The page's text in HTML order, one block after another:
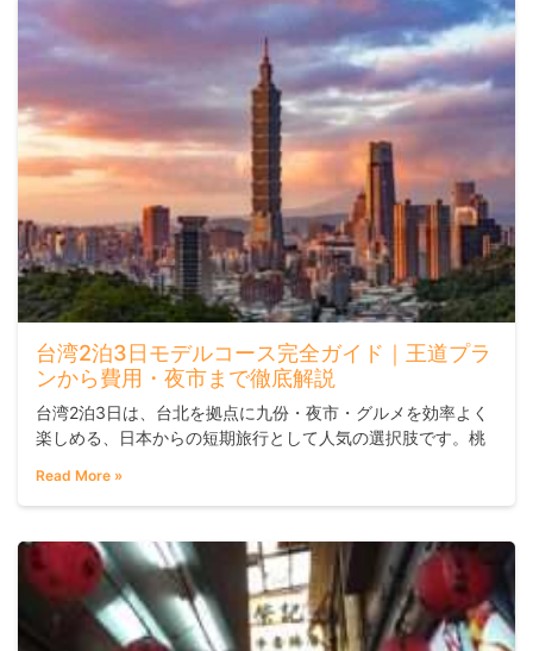
台湾2泊3日モデルコース完全ガイド｜王道プラ
ンから費用・夜市まで徹底解説
台湾2泊3日は、台北を拠点に九份・夜市・グルメを効率よく
楽しめる、日本からの短期旅行として人気の選択肢です。桃
も初日から観光がスタートでき、3日間でも主要スポットを十
分に回れます。初めての台湾なら台北集中プランが安心。
Read More »